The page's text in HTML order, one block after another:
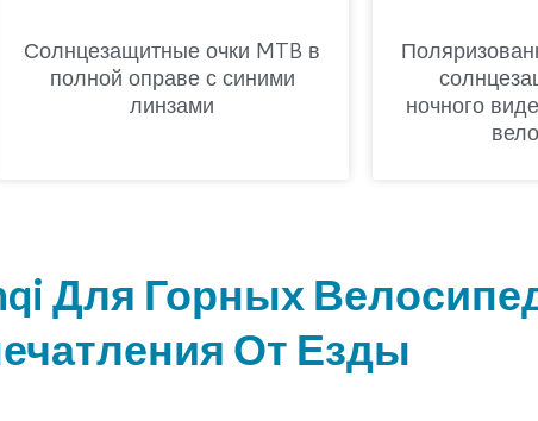
Солнцезащитные очки MTB в
полной оправе с синими
линзами ночного
Для Горных
От Езды